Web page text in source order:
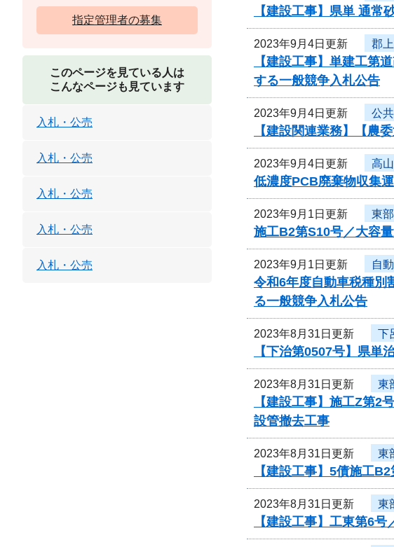
【建設工事】県単 通
2023年9月4日更新 郡
【建設工事】単建工
する一般競争入札公告
2023年9月4日更新 公
【建設関連業務】【農
2023年9月4日更新 高
低濃度PCB廃棄物収集
2023年9月1日更新 東
施工B2第S10号／大容
2023年9月1日更新 自
令和6年度自動車税種別
る一般競争入札公告
2023年8月31日更新 下
【下治第0507号】県
2023年8月31日更新 東
【建設工事】施工Z第
設管撤去工事
2023年8月31日更新 東
【建設工事】5債施工
2023年8月31日更新 東
【建設工事】工東第6
指定管理者の募集
このページを見ている人は
こんなページも見ています
入札・公売
入札・公売
入札・公売
入札・公売
入札・公売